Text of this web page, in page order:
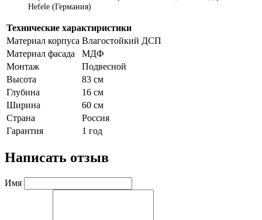
Hefele (Германия)
Технические характиристики
Материал корпуса Влагостойкий ДСП
Материал фасада
МДФ
Монтаж
Подвесной
Высота
83 см
Глубина
16 см
Ширина
60 см
Страна
Россия
Гарантия
1 год
Написать отзыв
Имя